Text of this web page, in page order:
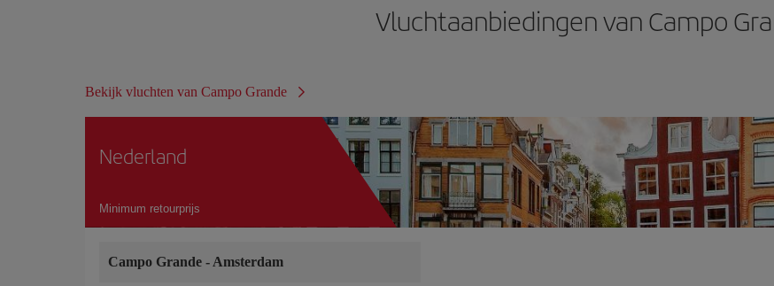
Vluchtaanbiedingen van Campo
Bekijk vluchten van Campo Grande
Nederland
Minimum retourprijs
Campo Grande - Amsterdam